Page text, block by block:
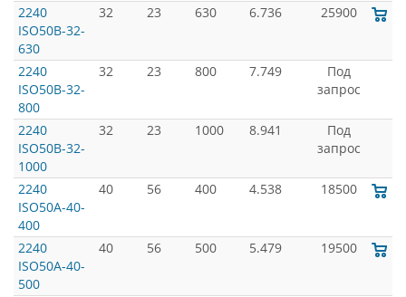
2240
ISO50B-32-
630
32 23 630 6.736 25900
2240
ISO50B-32-
800
32 23 800 7.749
Под
запрос
2240
ISO50B-32-
1000
32 23 1000 8.941
Под
запрос
2240
ISO50A-40-
400
40 56 400 4.538 18500
2240
ISO50A-40-
500
40 56 500 5.479 19500